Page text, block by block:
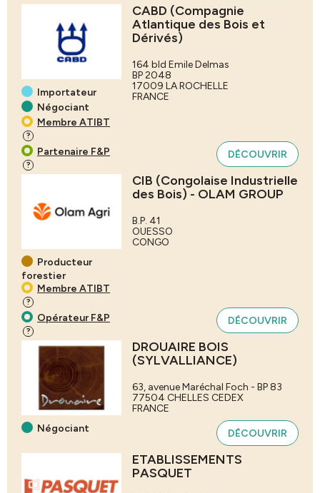
Importateur
Négociant
Membre ATIBT
?
Partenaire F&P
?
CABD (Compagnie
Atlantique des Bois et
Dérivés)
164 bld Emile Delmas
BP 2048
17009 LA ROCHELLE
FRANCE
DÉCOUVRIR
Producteur
forestier
Membre ATIBT
?
Opérateur F&P
?
CIB (Congolaise Industrielle
des Bois) - OLAM GROUP
B.P. 41
OUESSO
CONGO
DÉCOUVRIR
Négociant
DROUAIRE BOIS
(SYLVALLIANCE)
63, avenue Maréchal Foch - BP 83
77504 CHELLES CEDEX
FRANCE
DÉCOUVRIR
ETABLISSEMENTS
PASQUET